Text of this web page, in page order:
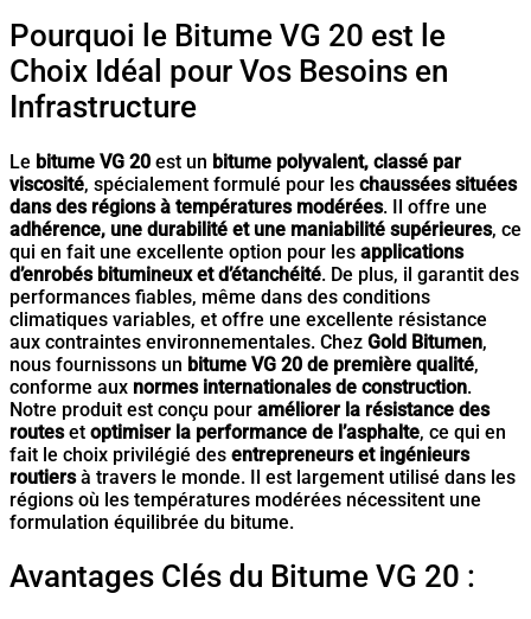
Pourquoi le Bitume VG 20 est le
Choix Idéal pour Vos Besoins en
Infrastructure
Le bitume VG 20 est un bitume polyvalent, classé par
viscosité, spécialement formulé pour les chaussées situées
dans des régions à températures modérées. Il offre une
adhérence, une durabilité et une maniabilité supérieures, ce
qui en fait une excellente option pour les applications
d’enrobés bitumineux et d’étanchéité. De plus, il garantit des
performances fiables, même dans des conditions
climatiques variables, et offre une excellente résistance
aux contraintes environnementales. Chez Gold Bitumen,
nous fournissons un bitume VG 20 de première qualité,
conforme aux normes internationales de construction.
Notre produit est conçu pour améliorer la résistance des
routeset optimiser la performance de l’asphalte, ce qui en
fait le choix privilégié des entrepreneurs et ingénieurs
routiersà travers le monde. Il est largement utilisé dans les
régions où les températures modérées nécessitent une
formulation équilibrée du bitume.
Avantages Clés du Bitume VG 20 :